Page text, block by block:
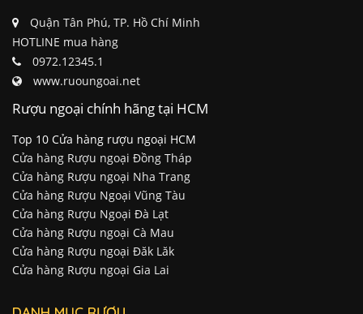
Quận Tân Phú, TP. Hồ Chí Minh
HOTLINE mua hàng
0972.12345.1
www.ruoungoai.net
Rượu ngoại chính hãng tại HCM
Top 10 Cửa hàng rượu ngoại HCM
Cửa hàng Rượu ngoại Đồng Tháp
Cửa hàng Rượu ngoại Nha Trang
Cửa hàng Rượu Ngoại Vũng Tàu
Cửa hàng Rượu Ngoại Đà Lạt
Cửa hàng Rượu ngoại Cà Mau
Cửa hàng Rượu ngoại Đăk Lăk
Cửa hàng Rượu ngoại Gia Lai